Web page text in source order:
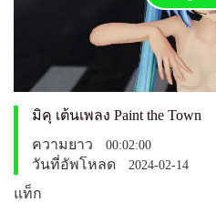
มิคุ เต้นเพลง Paint the Town
ความยาว
00:02:00
วันที่อัพโหลด 2024-02-14
แท็ก